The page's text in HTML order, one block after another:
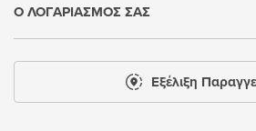
Ο ΛΟΓΑΡΙΑΣΜΟΣ ΣΑΣ
Εξέλιξη